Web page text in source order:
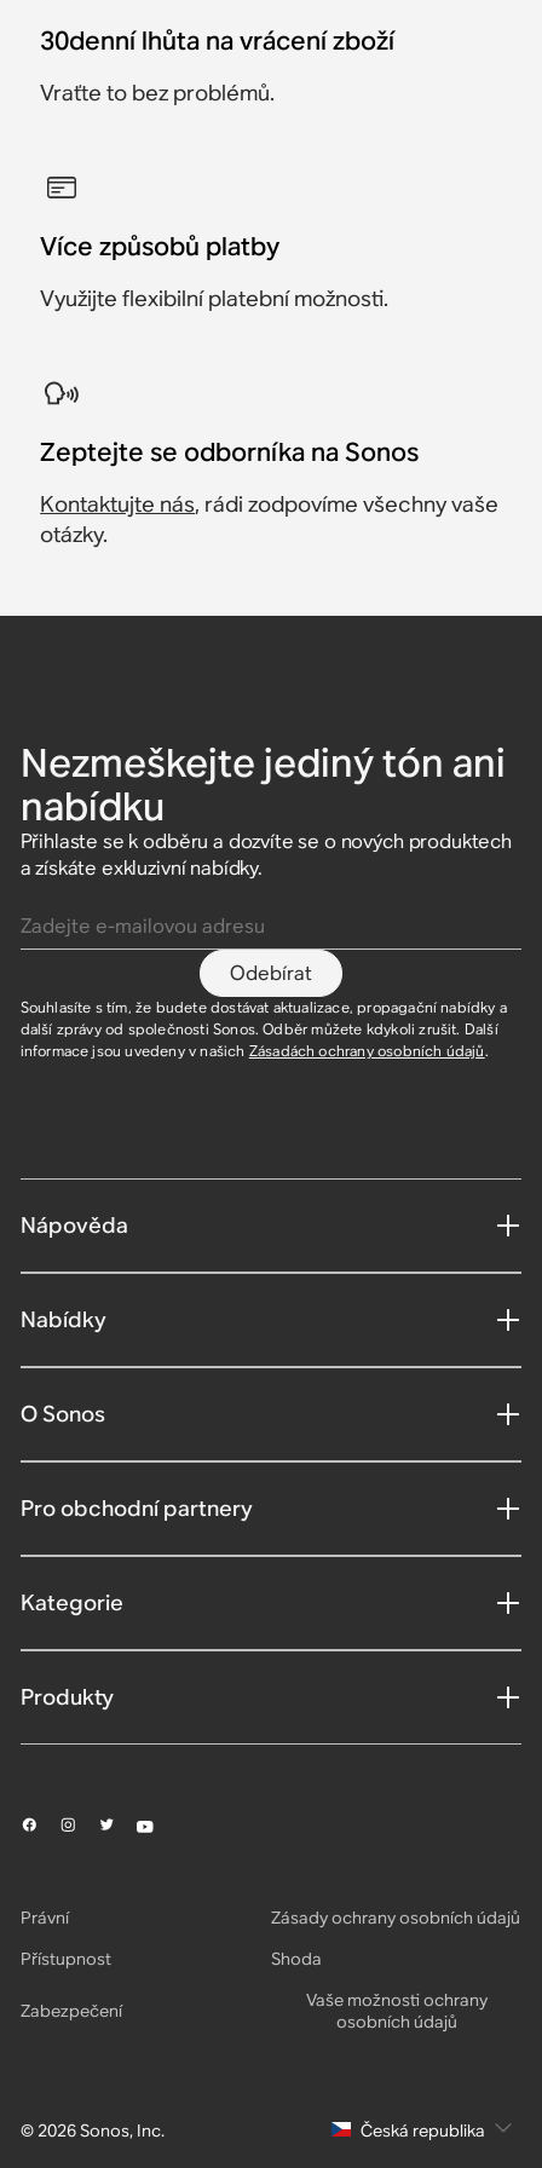
30denní lhůta na vrácení zboží
Vraťte to bez problémů.
Více způsobů platby
Využijte flexibilní platební možnosti.
Zeptejte se odborníka na Sonos
Kontaktujte nás, rádi zodpovíme všechny vaše
otázky.
Nezmeškejte jediný tón ani
nabídku
Přihlaste se k odběru a dozvíte se o nových produktech
a získáte exkluzivní nabídky.
Odebírat
Souhlasíte s tím, že budete dostávat aktualizace, propagační nabídky a
další zprávy od společnosti Sonos. Odběr můžete kdykoli zrušit. Další
informace jsou uvedeny v našich Zásadách ochrany osobních údajů.
Nápověda
Nabídky
O Sonos
Pro obchodní partnery
Kategorie
Produkty
© 2026 Sonos, Inc.
Právní
Zásady ochrany osobních údajů
Přístupnost
Shoda
Zabezpečení
Vaše možnosti ochrany
osobních údajů
Česká republika